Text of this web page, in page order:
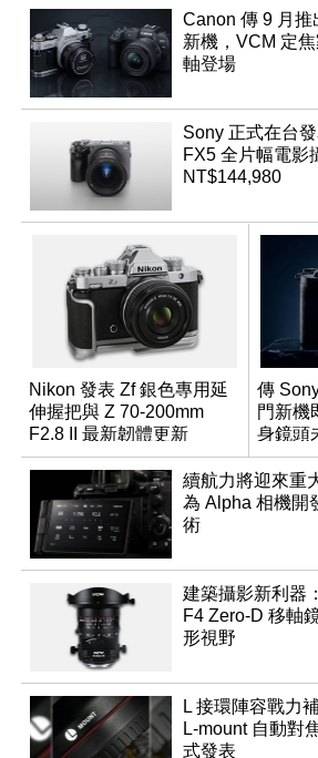
Canon 傳 9 月
新機，VCM 定
軸登場
Sony 正式在台
FX5 全片幅電影
NT$144,980
Nikon 發表 Zf 銀色專用延
伸握把與 Z 70-200mm
F2.8 II 最新韌體更新
傳
門新機
身鏡頭
有望登
續航力將迎來重
為 Alpha 相機開
術
建築攝影新利器
F4 Zero-D 移軸
形視野
L 接環陣容戰力
L-mount 自動對
式發表